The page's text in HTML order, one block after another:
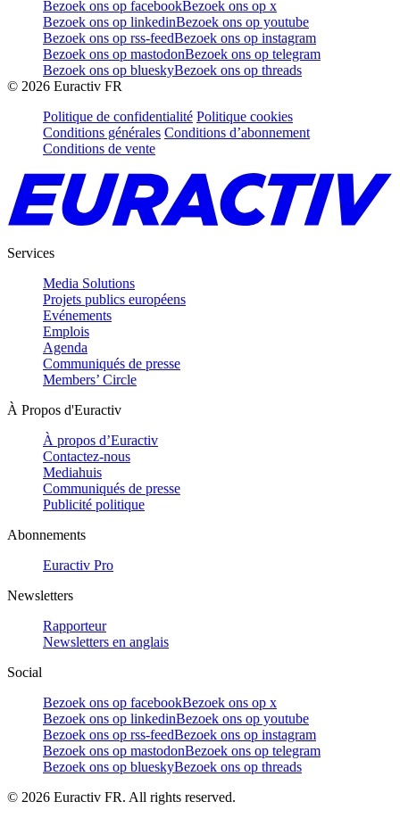
Bezoek ons op facebookBezoek ons op x
Bezoek ons op linkedinBezoek ons op youtube
Bezoek ons op rss-feedBezoek ons op instagram
Bezoek ons op mastodonBezoek ons op telegram
Bezoek ons op blueskyBezoek ons op threads
© 2026 Euractiv FR
Politique de confidentialité Politique cookies
Conditions générales Conditions d’abonnement
Conditions de vente
Services
Media Solutions
Projets publics européens
Evénements
Emplois
Agenda
Communiqués de presse
Members’ Circle
À Propos d'Euractiv
À propos d’Euractiv
Contactez-nous
Mediahuis
Communiqués de presse
Publicité politique
Abonnements
Euractiv Pro
Newsletters
Rapporteur
Newsletters en anglais
Social
Bezoek ons op facebookBezoek ons op x
Bezoek ons op linkedinBezoek ons op youtube
Bezoek ons op rss-feedBezoek ons op instagram
Bezoek ons op mastodonBezoek ons op telegram
Bezoek ons op blueskyBezoek ons op threads
© 2026 Euractiv FR. All rights reserved.